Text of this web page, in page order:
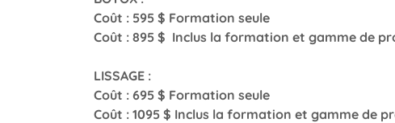
Coût : 595 $ Formation seule
Coût : 895 $ Inclus la formation et gamme de
LISSAGE :
Coût : 695 $ Formation seule
Coût : 1095 $ Inclus la formation et gamme de